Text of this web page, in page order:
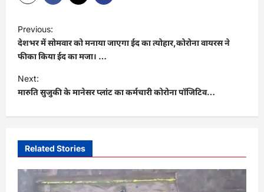
P
o
s
t
n
a
g
a
Previous:
देशभर में सोमवार को मनाया जाएगा ईद का त्योहार,कोरोना वायरस ने
फीका किया ईद का मजा। …
Next:
मारुति सुजुकी के मानेसर प्लांट का कर्मचारी कोरोना पॉजिटिव…
Related Stories